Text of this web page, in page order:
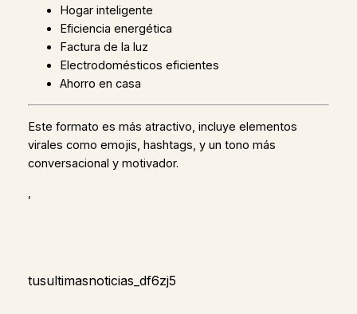
Hogar inteligente
Eficiencia energética
Factura de la luz
Electrodomésticos eficientes
Ahorro en casa
Este formato es más atractivo, incluye elementos
virales como emojis, hashtags, y un tono más
conversacional y motivador.
,
tusultimasnoticias_df6zj5